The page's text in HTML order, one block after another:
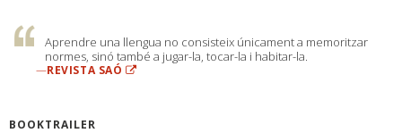
Aprendre una llengua no consisteix únicament a memoritzar
normes, sinó també a jugar-la, tocar-la i habitar-la.
—REVISTA SAÓ
BOOKTRAILER